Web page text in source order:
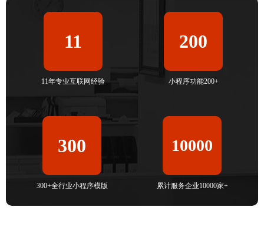
11
11年专业互联网经验
200
小程序功能200+
300
300+全行业小程序模版
10000
累计服务企业10000家+